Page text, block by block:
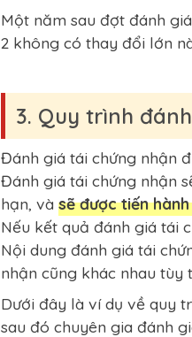
Một năm sau đợt đánh
2 không có thay đổi lớn
3. Quy trình
Đánh giá tái chứng nhận
Đánh giá tái chứng nhận
hạn, và sẽ được tiến
Nếu kết quả đánh giá tái
Nội dung đánh giá tái
nhận cũng khác nhau tùy
Dưới đây là ví dụ về quy
sau đó chuyên gia đánh